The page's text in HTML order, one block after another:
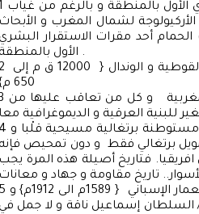
1 المراحل الغابرة { قبل 14000 سنة } و المرتبطة بالاستقرار البشري الأول بالمنطقة و بالرغم من غياب
لشمال المغرب و الأبحاث
أحد مقرات الاستقرار البشري
الأول بالمنطقة .
2 الفترة الفينيقية و البونيقية و الموريطنية و الرومانية و البيزنطية القوطية و الوندال { 12000 ق م إلى
650 م}
3 دخول العرب و الإسلام للمنطقة و ما
4 الاستيطان ا البرتغالي و الإسباني { 1471م إلى 1589م} صارت أصيلة مستوطنة برتغالية مسيحية قلْبا و
برتغالي فقط و دون تمحيص فإنه
فتاريخ أصيلة هذه المرة يجب
5 عودة أصيلة و تحريرها من قبضة البرتغال و الإسبان إلى حدود الاستعمار الإسباني { 1589م الى 1912م} و
/ السلطان إسماعيل ناقة و لا جمل في